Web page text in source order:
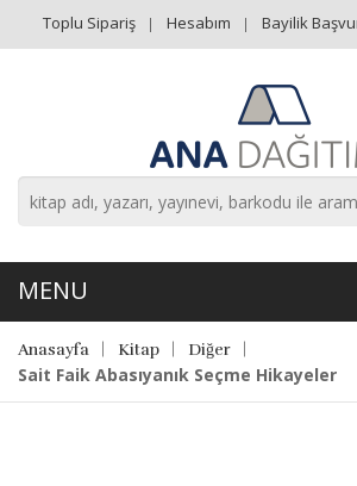
Toplu Sipariş Hesabım Bayilik
Anasayfa Kitap Diğer
Sait Faik Abasıyanık Seçme Hikayeler